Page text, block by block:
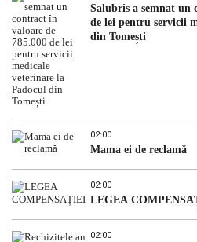
Salubris a semnat un
de lei pentru servicii
din Tomești
02:00
Mama ei de reclamă
02:00
LEGEA
02:00